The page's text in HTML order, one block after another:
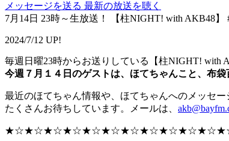
メッセージを送る 最新の放送を聴く
7月14日 23時～生放送！ 【柱NIGHT! with AKB48】
2024/7/12 UP!
毎週日曜23時からお送りしている【柱NIGHT! with
今週７月１４日のゲストは、ほてちゃんこと、布袋
最近のほてちゃん情報や、ほてちゃんへのメッセー
たくさんお待ちしています。メールは、